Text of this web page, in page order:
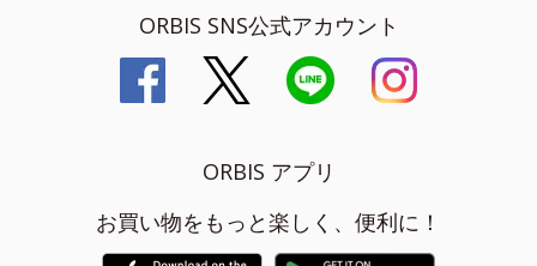
ORBIS SNS公式アカウント
ORBIS アプリ
お買い物をもっと楽しく、便利に！